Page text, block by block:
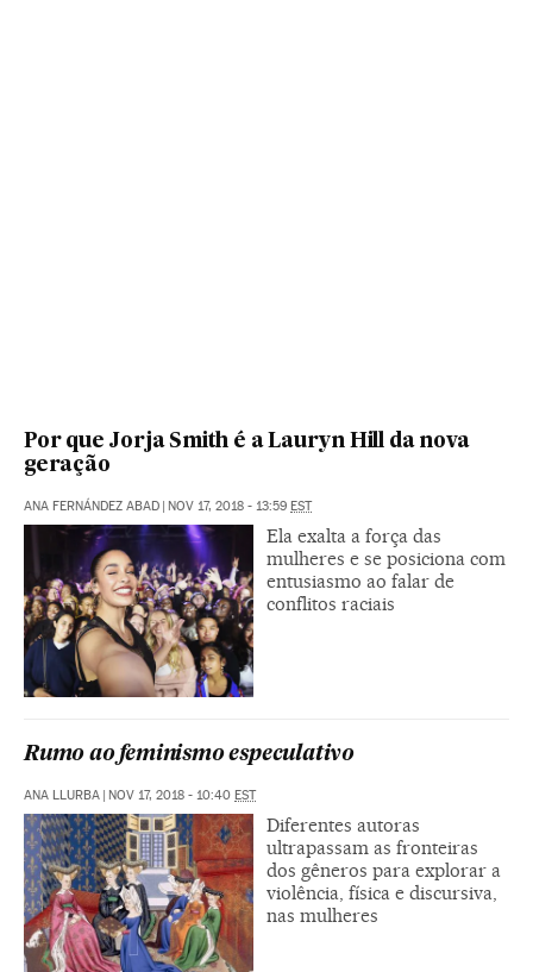
Por que Jorja Smith é a Lauryn Hill da nova
geração
ANA FERNÁNDEZ ABAD | NOV 17, 2018 - 13:59 EST
Ela exalta a força das
mulheres e se posiciona com
entusiasmo ao falar de
conflitos raciais
Rumo ao feminismo especulativo
ANA LLURBA | NOV 17, 2018 - 10:40 EST
Diferentes autoras
ultrapassam as fronteiras
dos gêneros para explorar a
violência, física e discursiva,
nas mulheres